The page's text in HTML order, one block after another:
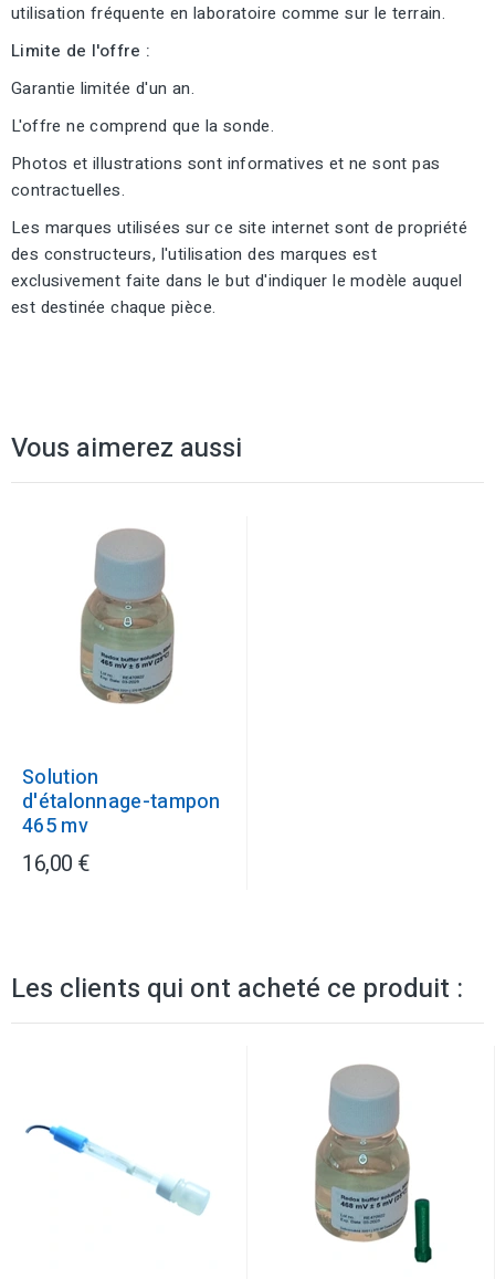
utilisation fréquente en laboratoire comme sur le terrain.
Limite de l'offre :
Garantie limitée d'un an.
L'offre ne comprend que la sonde.
Photos et illustrations sont informatives et ne sont pas
contractuelles.
Les marques utilisées sur ce site internet sont de propriété
des constructeurs, l'utilisation des marques est
exclusivement faite dans le but d'indiquer le modèle auquel
est destinée chaque pièce.
Vous aimerez aussi
Solution
d'étalonnage-tampon
465 mv
16,00 €
Les clients qui ont acheté ce produit :